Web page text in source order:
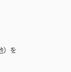
）を